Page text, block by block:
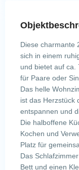
Diese charmante
sich in einem
und bietet auf ca.
für Paare oder
Das helle
ist das Herzstück
entspannen und
Die halboffene
Kochen und
Platz für
Das
Bett und einen